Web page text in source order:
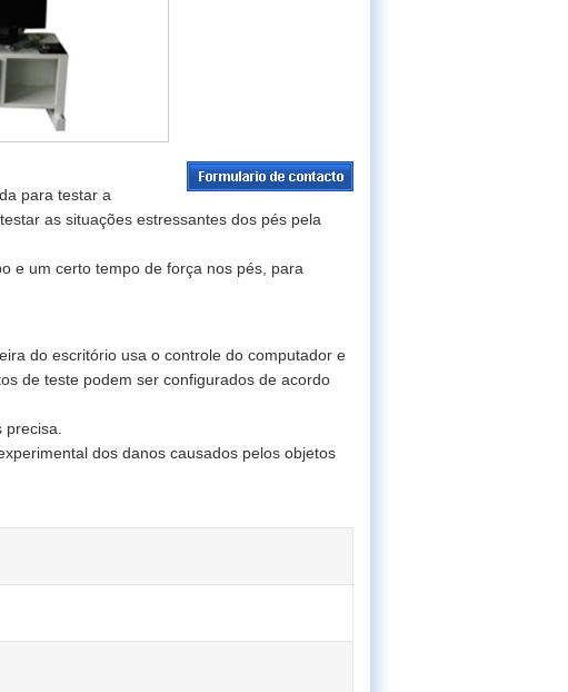
para testar a
as situações estressantes dos pés pela
e um certo tempo de força nos pés, para
do escritório usa o controle do computador e
de teste podem ser configurados de acordo
dos danos causados pelos objetos